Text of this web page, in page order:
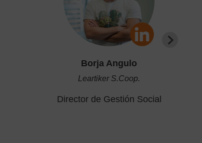
Borja Angulo
Leartiker S.Coop.
Director de Gestión Social